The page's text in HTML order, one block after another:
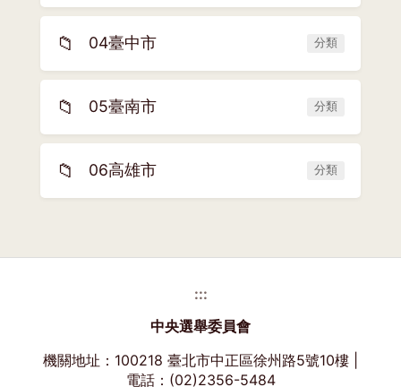
📁 04臺中市 分類
📁 05臺南市 分類
📁 06高雄市 分類
:::
中央選舉委員會
機關地址：100218 臺北市中正區徐州路5號10樓 |
電話：(02)2356-5484